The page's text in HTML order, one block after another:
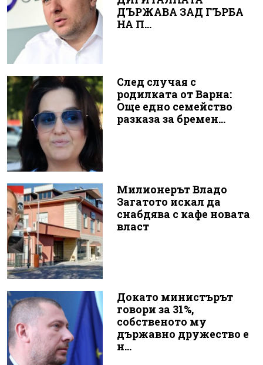
ДЪРЖАВА ЗАД ГЪРБА
НА П...
След случая с
родилката от Варна:
Още едно семейство
разказа за бремен...
Милионерът Владо
Загатото искал да
снабдява с кафе новата
власт
Докато министърът
говори за 31%,
собственото му
държавно дружество е
н...